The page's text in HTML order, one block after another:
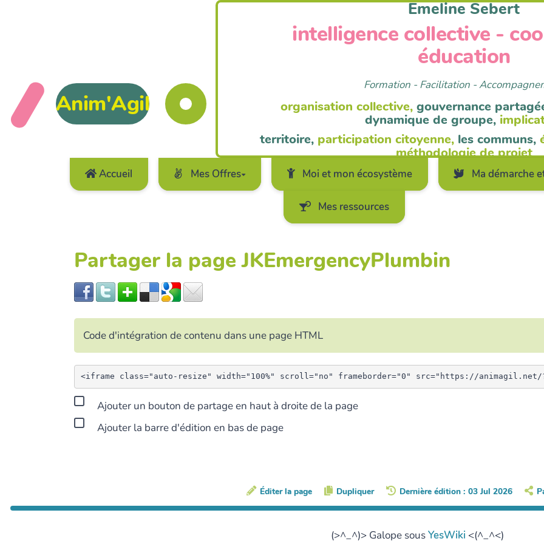
Accueil Mes Offres Moi et mon écosystème Ma démarche
Mes ressources
Anim'Agil
Emeline Sebert
intelligence collective -
éducation
Formation - Facilitation -
organisation collective, gouvernance
dynamique de groupe,
territoire, participation citoyenne, les communs,
méthodologie de projet
Partager la page JKEmergencyPlumbin
Code d'intégration de contenu dans une page HTML
Ajouter un bouton de partage en haut à droite de la page
Ajouter la barre d'édition en bas de page
Éditer la page Dupliquer Dernière édition : 03 Jul 2026
(>^_^)> Galope sousYesWiki <(^_^<)